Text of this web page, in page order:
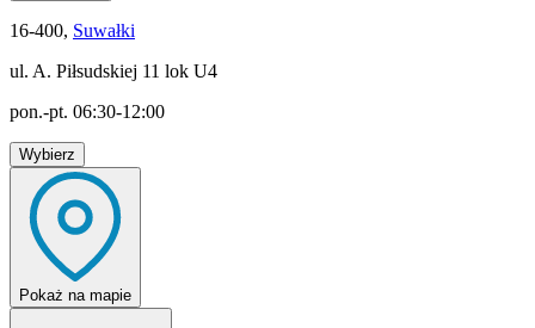
16-400, Suwałki
ul. A. Piłsudskiej 11 lok U4
pon.-pt. 06:30-12:00
Wybierz
Pokaż na mapie